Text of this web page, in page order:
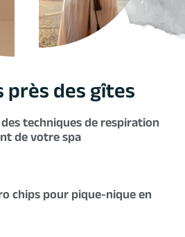
des gîtes
techniques de respiration
de votre spa
chips pour pique-nique en